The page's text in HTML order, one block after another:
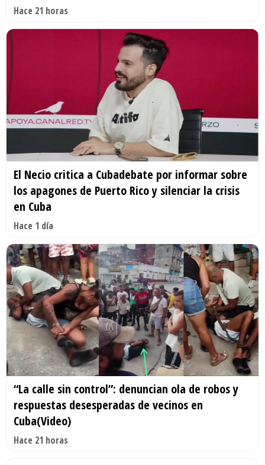
Hace 21 horas
El Necio critica a Cubadebate por informar sobre
los apagones de Puerto Rico y silenciar la crisis
en Cuba
Hace 1 día
“La calle sin control”: denuncian ola de robos y
respuestas desesperadas de vecinos en
Cuba(Video)
Hace 21 horas